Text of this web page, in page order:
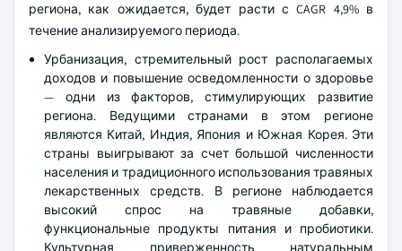
региона, как ожидается, будет расти с CAGR 4,9% в
течение анализируемого периода.
Урбанизация, стремительный рост располагаемых
доходов и повышение осведомленности о здоровье
— одни из факторов, стимулирующих развитие
региона. Ведущими странами в этом регионе
являются Китай, Индия, Япония и Южная Корея. Эти
страны выигрывают за счет большой численности
населения и традиционного использования травяных
лекарственных средств. В регионе наблюдается
высокий спрос на травяные добавки,
функциональные продукты питания и пробиотики.
Культурная приверженность натуральным